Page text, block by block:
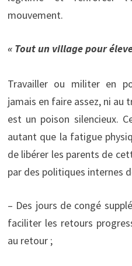
mouvement.
« Tout un village pour
Travailler ou militer en
jamais en faire assez, ni au
est un poison silencieux.
autant que la fatigue
de libérer les parents de
par des politiques internes
– Des jours de congé
faciliter les retours
au retour ;